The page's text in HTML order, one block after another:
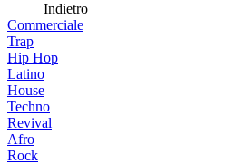
Indietro
Commerciale
Trap
Hip Hop
Latino
House
Techno
Revival
Afro
Rock